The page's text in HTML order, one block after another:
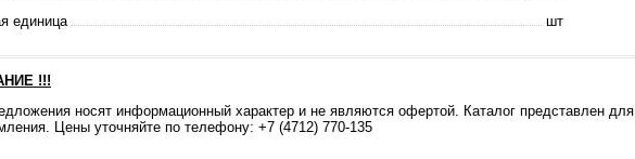
единица
шт
!!!
носят информационный характер и не являются офертой. Каталог представлен для
Цены уточняйте по телефону: +7 (4712) 770-135